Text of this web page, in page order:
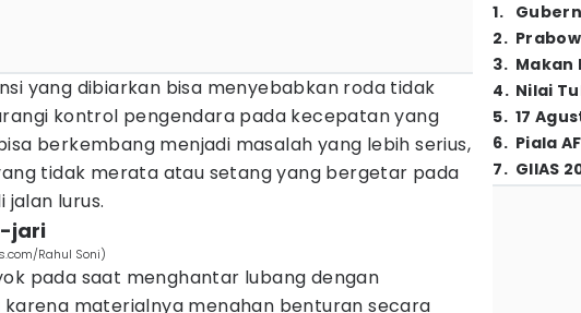
yang dibiarkan bisa menyebabkan roda tidak
kontrol pengendara pada kecepatan yang
berkembang menjadi masalah yang lebih serius,
tidak merata atau setang yang bergetar pada
jalan lurus.
jari
Rahul Soni)
pada saat menghantar lubang dengan
materialnya menahan benturan secara
1.
2.
3. Makan
4. Nilai
5. 17
6. Piala
7. GIIAS